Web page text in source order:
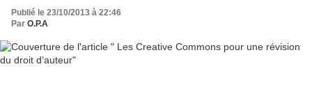
Publié le 23/10/2013 à 22:46
Par O.P.A